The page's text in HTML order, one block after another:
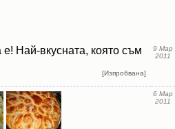
е! Най-вкусната, която съм
[Изпробвана]
9 Мар
2011
6 Мар
2011